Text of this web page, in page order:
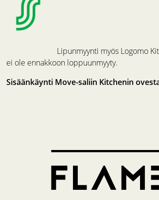
Lipunmyynti myös Logomo
ei ole ennakkoon loppuunmyyty.
Sisäänkäynti Move-saliin Kitchenin